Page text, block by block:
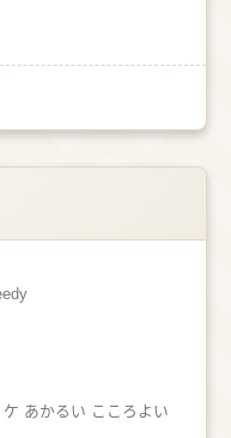
あかるい こころよい